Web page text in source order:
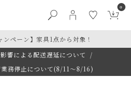
0
ンペーン】家具1点から対象！
響による配送遅延について
/
務停止について(8/11～8/16)